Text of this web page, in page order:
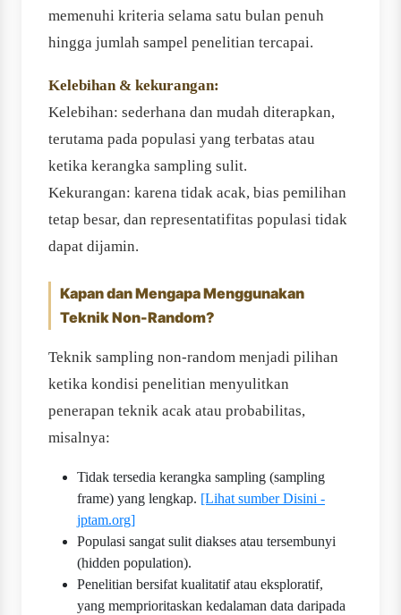
memenuhi kriteria selama satu bulan penuh
hingga jumlah sampel penelitian tercapai.
Kelebihan & kekurangan:
Kelebihan: sederhana dan mudah diterapkan,
terutama pada populasi yang terbatas atau
ketika kerangka sampling sulit.
Kekurangan: karena tidak acak, bias pemilihan
tetap besar, dan representatifitas populasi tidak
dapat dijamin.
Kapan dan Mengapa Menggunakan
Teknik Non-Random?
Teknik sampling non-random menjadi pilihan
ketika kondisi penelitian menyulitkan
penerapan teknik acak atau probabilitas,
misalnya:
Tidak tersedia kerangka sampling (sampling
frame) yang lengkap. [Lihat sumber Disini -
jptam.org]
Populasi sangat sulit diakses atau tersembunyi
(hidden population).
Penelitian bersifat kualitatif atau eksploratif,
yang memprioritaskan kedalaman data daripada